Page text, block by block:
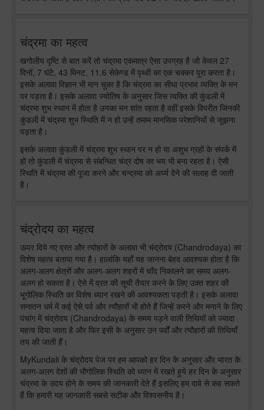
चंद्रमा का महत्व
खगोलीय दृष्टि से बात करें तो चंद्रमा एकमात्र ऐसा उपग्रह है जो केवल 27
दिनों, 7 घंटे, 43 मिनट, 11.6 सेकेण्ड में पृथ्वी का एक चक्कर पूरा करता है।
इसके अलावा विज्ञान भी मान चुका है कि चंद्रमा का सीधा प्रभाव व्यक्ति के मन
पर पड़ता है। इसके अलावा ज्योतिष के अनुसार जिस व्यक्ति की कुंडली में
चंद्रमा शुभ स्थान में होता है उनका मन शांत रहता है वहीं इसके विपरीत जिनकी
कुंडली में चंद्रमा शुभ स्थिति में न हो उन्हें तमाम मानसिक परेशानियों से जूझना
पड़ता है।
इसके अलावा कुंडली में चंद्रमा शुभ स्थान पर न हो या अशुभ ग्रहों के संपर्क में
हो तो कुंडली में चंद्रमा से संबन्धित चंद्र दोष का भय भी बना रहता है। ऐसी
स्थिति में चंद्रमा की पूजा करने और चन्द्रमा को अर्घ्य देने की सलाह दी जाती
है।
चंद्रोदय का महत्व
ऊपर दिये गए व्रत और त्योहारों के अलावा भी चंद्रोदय (Chandrodaya) का
विशेष महत्व बताया गया है। हालांकि यहाँ यह जानना बेहद आवश्यक होता है कि
अलग-अलग क्षेत्रों और अलग-अलग शहरों में चाँद निकालने का समय अलग-
अलग हो सकता है। ऐसे में व्रत की सूची तैयार करने के लिए उक्त शहर की
भूगोलिक स्थिति का विशेष ध्यान रखने की आवश्यकता पड़ती है। इसके अलावा
सनातन धर्म में कई ऐसे पर्व और त्यौहारों भी होते हैं जिन्हें करने और मनाने के लिए
पंचांग में चंद्रोदय (Chandrodaya) के समय पड़ने वाली तिथियों को ज्यादा
महत्व दिया जाता है और फिर इसी के अनुसार उन पर्वों और त्यौहारों की तिथियाँ
तय की जाती हैं।
MyKundali के चंद्रोदय पेज पर हम आपको हर दिन के अनुसार और भारत के
अलग-अलग देशों की भौगोलिक स्थिति को ध्यान में रखते हुये हर दिन के अनुसार
चंद्रमा के उदय होने के समय की जानकारी देते हैं इसलिए हम दावे से कह सकते
हैं कि हमारी यह जानकारी सबसे सटीक और विश्वसनीय है।